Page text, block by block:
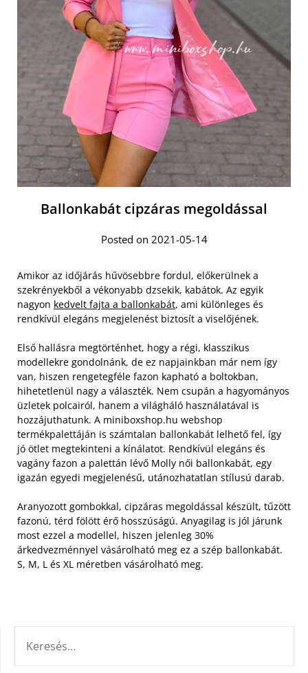
Ballonkabát cipzáras megoldással
Posted on 2021-05-14
Amikor az időjárás hűvösebbre fordul, előkerülnek a
szekrényekből a vékonyabb dzsekik, kabátok. Az egyik
nagyon kedvelt fajta a ballonkabát, ami különleges és
rendkívül elegáns megjelenést biztosít a viselőjének.
Első hallásra megtörténhet, hogy a régi, klasszikus
modellekre gondolnánk, de ez napjainkban már nem így
van, hiszen rengetegféle fazon kapható a boltokban,
hihetetlenül nagy a választék. Nem csupán a hagyományos
üzletek polcairól, hanem a világháló használatával is
hozzájuthatunk. A miniboxshop.hu webshop
termékpalettáján is számtalan ballonkabát lelhető fel, így
jó ötlet megtekinteni a kínálatot. Rendkívül elegáns és
vagány fazon a palettán lévő Molly női ballonkabát, egy
igazán egyedi megjelenésű, utánozhatatlan stílusú darab.
Aranyozott gombokkal, cipzáras megoldással készült, tűzött
fazonú, térd fölött érő hosszúságú. Anyagilag is jól járunk
most ezzel a modellel, hiszen jelenleg 30%
árkedvezménnyel vásárolható meg ez a szép ballonkabát.
S, M, L és XL méretben vásárolható meg.